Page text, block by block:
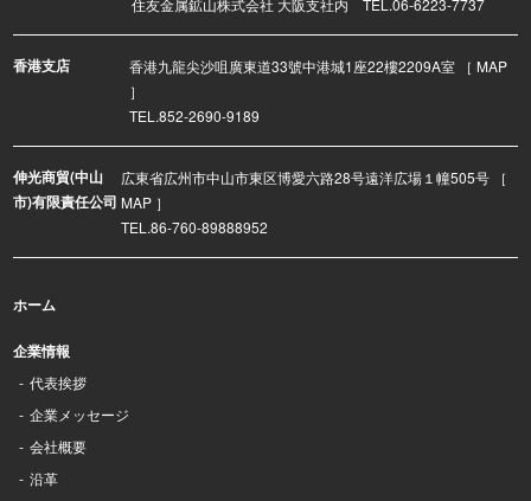
住友金属鉱山株式会社 大阪支社内 TEL.06-6223-7737
香港支店 香港九龍尖沙咀廣東道33號中港城1座22樓2209A室
［ MAP
］
TEL.852-2690-9189
伸光商貿(中山
市)有限責任公司
広東省広州市中山市東区博愛六路28号遠洋広場１幢505号
［
MAP ］
TEL.86-760-89888952
ホーム
企業情報
代表挨拶
企業メッセージ
会社概要
沿革